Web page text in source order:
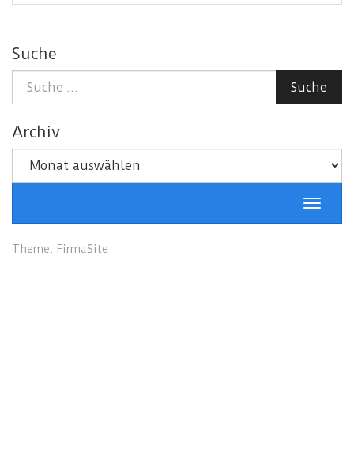
Suche
nach:
Suche
Archiv
Theme: FirmaSite